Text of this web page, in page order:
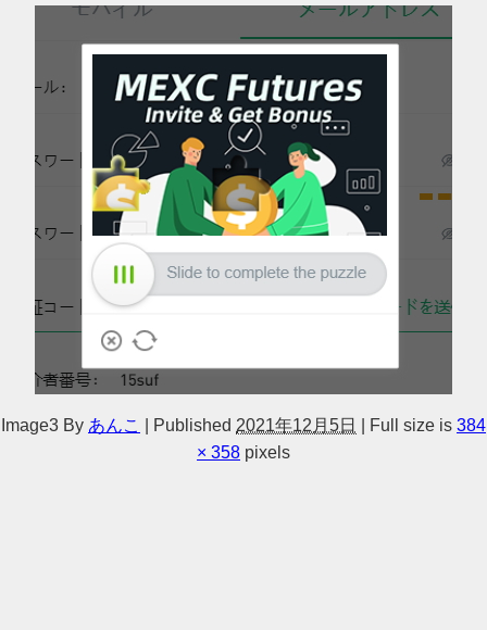
Image3 By あんこ Published 2021年12月5日 Full size is 384
× 358 pixels